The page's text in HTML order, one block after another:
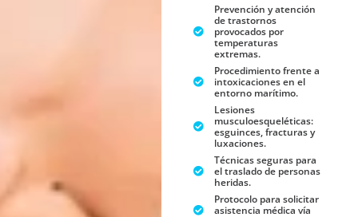
Prevención y atención
de trastornos
provocados por
temperaturas
extremas.
Procedimiento frente a
intoxicaciones en el
entorno marítimo.
Lesiones
musculoesqueléticas:
esguinces, fracturas y
luxaciones.
Técnicas seguras para
el traslado de personas
heridas.
Protocolo para solicitar
asistencia médica vía